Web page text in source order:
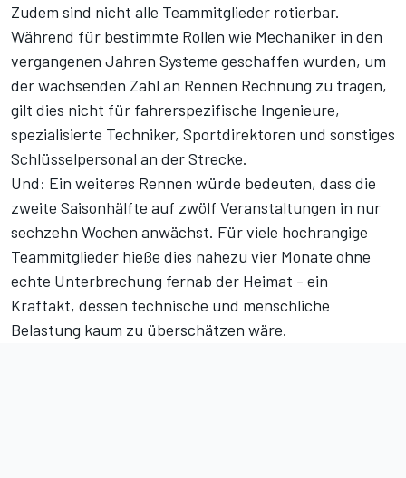
Zudem sind nicht alle Teammitglieder rotierbar.
Während für bestimmte Rollen wie Mechaniker in den
vergangenen Jahren Systeme geschaffen wurden, um
der wachsenden Zahl an Rennen Rechnung zu tragen,
gilt dies nicht für fahrerspezifische Ingenieure,
spezialisierte Techniker, Sportdirektoren und sonstiges
Schlüsselpersonal an der Strecke.
Und: Ein weiteres Rennen würde bedeuten, dass die
zweite Saisonhälfte auf zwölf Veranstaltungen in nur
sechzehn Wochen anwächst. Für viele hochrangige
Teammitglieder hieße dies nahezu vier Monate ohne
echte Unterbrechung fernab der Heimat - ein
Kraftakt, dessen technische und menschliche
Belastung kaum zu überschätzen wäre.